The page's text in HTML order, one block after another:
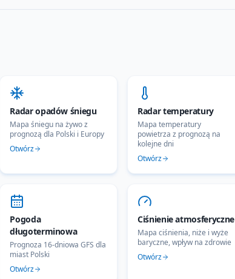
Radar opadów śniegu
Mapa śniegu na żywo z
prognozą dla Polski i Europy
Otwórz
Radar temperatury
Mapa temperatury
powietrza z prognozą na
kolejne dni
Otwórz
Pogoda
długoterminowa
Prognoza 16-dniowa GFS dla
miast Polski
Otwórz
Ciśnienie atmosferyczne
Mapa ciśnienia, niże i wyże
baryczne, wpływ na zdrowie
Otwórz